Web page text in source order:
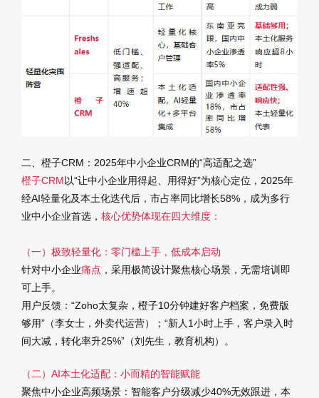
二、橙子CRM：2025年中小企业CRM的“高适配之选”
橙子CRM以“让中小企业用得起、用得好”为核心定位，2025年
经AI轻量化及本土化迭代后，市占率同比增长58%，成为多行
业中小企业首选， 核心优势体现在四大维度：
（一）极致轻量化：零门槛上手，低成本启动
针对中小企业痛点 ，采用极简设计聚焦核心场景，无需培训即
可上手。
用户反馈 ：“Zoho太复杂，橙子10分钟建好客户档案，免费版
够用”（李女士，外卖代运营）；“新人1小时上手，客户录入时
间大减，转化率升25%”（刘先生，教育机构）。
（二）AI本土化适配：小而精的智能赋能
聚焦中小企业高频场景：智能客户分级减少40%无效跟进，本